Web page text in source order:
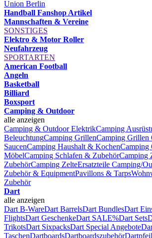
Union Berlin
Handball Fanshop Artikel
Mannschaften & Vereine
SONSTIGES
Elektro & Motor Roller
Neufahrzeug
SPORTARTEN
American Football
Angeln
Basketball
Billiard
Boxsport
Camping & Outdoor
alle anzeigen
Camping & Outdoor ElektrikCamping
BeleuchtungCamping GrillenCamping Grillen
SaucenCamping Haushalt & KochenCamping
MöbelCamping Schlafen & ZubehörCamping
ZubehörCamping ZelteErsatzteile Camping/
Zubehör & EquipmentPavillons & Tarps
Zubehör
Dart
alle anzeigen
Dart B-WareDart BarrelsDart BundlesDart
FlightsDart GeschenkeDart SALE%Dart Sets
TrikotsDart SixpacksDart Special Angebote
TaschenDartboardsDartboardszubehör